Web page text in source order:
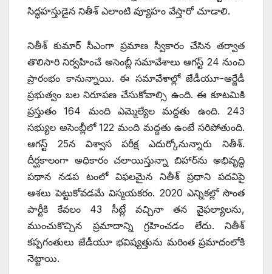
సిద్ధహస్తుడైన నితీశ్‌ ఎలాంటి వ్యూహం వేస్తారో చూడాలి.
నితీశ్‌ ‌కుమార్‌ ‌సీఎంగా ప్రమాణ స్వీకారం చేసిన తర్వాత
తొలిసారి నిర్వహించే అసెంబ్లీ సమావేశాలు ఆగస్ట్ 24 ‌నుంచి
ప్రారంభం కానున్నాయి. ఈ సమావేశాల్లో జేడీయూ-ఆర్జేడీ
ప్రభుత్వం బల నిరూపణ చేసుకోవాల్సి ఉంది. ఈ కూటమికి
ప్రస్తుతం 164 మంది ఎమ్మెల్యేల మద్దతు ఉంది. 243
సభ్యుల అసెంబ్లీలో 122 మంది మద్దతు ఉంటే సరిపోతుంది.
ఆగస్ట్ 25‌న విశ్వాస పరీక్ష ఎదుర్కోనున్నారు నితీశ్‌.
‌దీర్ఘకాలంగా అధికారం చలాయిస్తున్నా బిహార్‌ను అభివృద్ధి
పథాన నడప టంలో విఫలమైన నితీశ్‌ ‌ప్రధాని పదవిపై
ఆశలు పెట్టుకోవడమే విస్మయకరం. 2020 ఎన్నికల్లో సొంత
పార్టీకి కేవలం 43 సీట్లే వచ్చినా తన వైఫల్యాలను,
ముంచుకొచ్చిన ప్రమాదాన్ని గ్రహించడం లేదు. నితీశ్‌
‌కప్పగంతులు జేడీయూ భవిష్యత్తును మరింత ప్రమాదంలోకి
నెట్టాయి.